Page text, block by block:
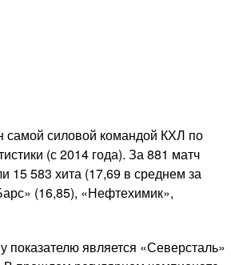
самой силовой командой КХЛ по
(с 2014 года). За 881 матч
15 583 хита (17,69 в среднем за
(16,85), «Нефтехимик»,
показателю является «Северсталь»